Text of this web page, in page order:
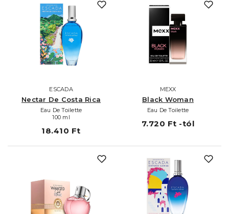
ESCADA
Nectar De Costa Rica
Eau De Toilette
100 ml
18.410 Ft
MEXX
Black Woman
Eau De Toilette
7.720 Ft -tól